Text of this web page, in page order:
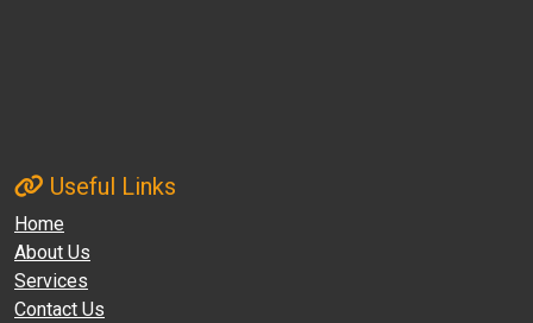
Useful Links
Home
About Us
Services
Contact Us